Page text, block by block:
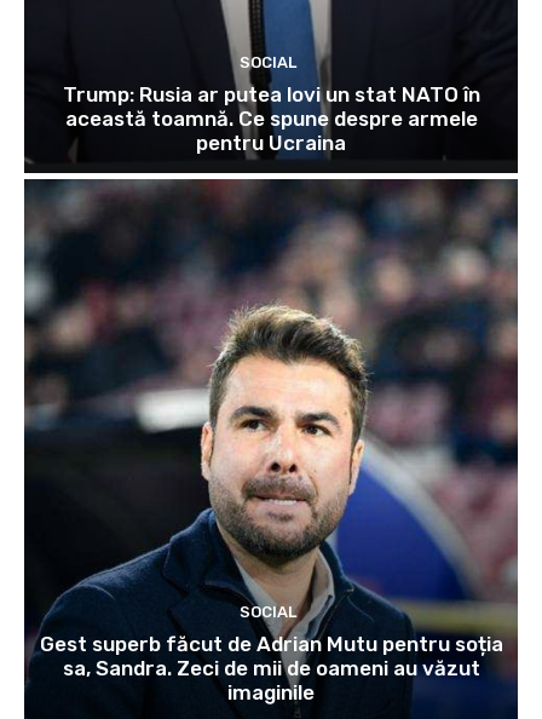
SOCIAL
Trump: Rusia ar putea lovi un stat NATO în
această toamnă. Ce spune despre armele
pentru Ucraina
SOCIAL
Gest superb făcut de Adrian Mutu pentru soția
sa, Sandra. Zeci de mii de oameni au văzut
imaginile